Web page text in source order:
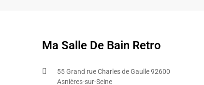
Ma Salle De Bain Retro
55 Grand rue Charles de Gaulle 92600
Asnières-sur-Seine